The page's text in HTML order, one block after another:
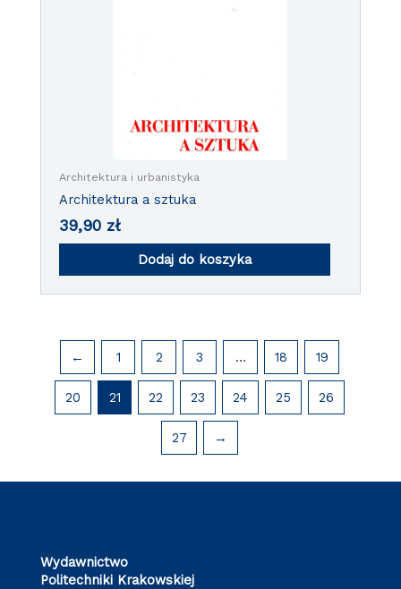
Architektura i urbanistyka
Architektura a sztuka
39,90 zł
Dodaj do koszyka
← 1 2 3 … 18 19
20 21 22 23 24 25 26
27 →
Wydawnictwo
Politechniki Krakowskiej